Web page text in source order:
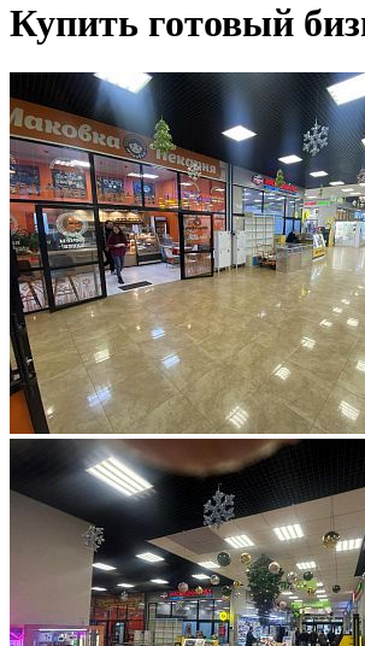
Купить готовый